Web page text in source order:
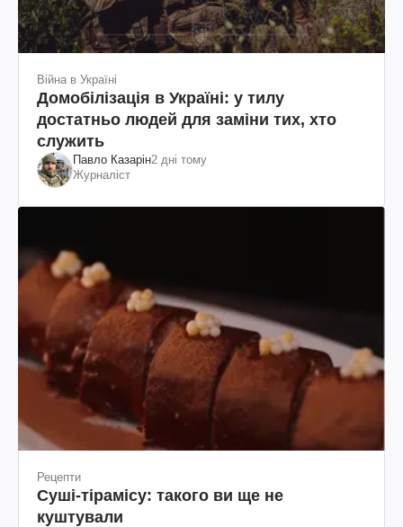
Війна в Україні
Домобілізація в Україні: у тилу
достатньо людей для заміни тих, хто
служить
Павло Казарін2 дні тому
Журналіст
Рецепти
Суші-тірамісу: такого ви ще не
куштували